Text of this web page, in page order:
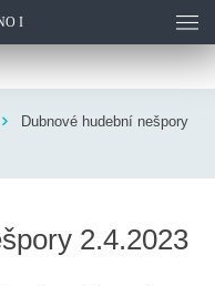
I
Dubnové hudební nešpory
2.4.2023